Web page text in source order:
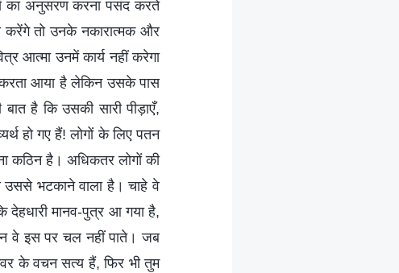
का अनुसरण करना पसंद करते
करेंगे तो उनके नकारात्मक और
आत्मा उनमें कार्य नहीं करेगा
करता आया है लेकिन उसके पास
है कि उसकी सारी पीड़ाएँ,
हो गए हैं! लोगों के लिए पतन
कठिन है। अधिकतर लोगों की
उससे भटकाने वाला है। चाहे वे
मानव-पुत्र आ गया है,
वे इस पर चल नहीं पाते। जब
के वचन सत्य हैं, फिर भी तुम